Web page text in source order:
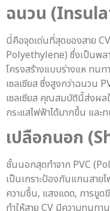
ฉนวน
นี่คือจุดเด่นที่สุดของสาย
Polyethylene) ซึ่งเป็นพล
โครงสร้างแบบร่างแห ทน
เซลเซียส ซึ่งสูงกว่าฉนวน
เซลเซียส คุณสมบัตินี้ส่งผล
กระแสไฟฟ้าได้มากขึ้น และ
เปลือกนอก
ชั้นนอกสุดทำจาก PVC
เป็นเกราะป้องกันแกนสาย
ความชื้น, แสงแดด, การขูด
ทำให้สาย CV มีความทนทา